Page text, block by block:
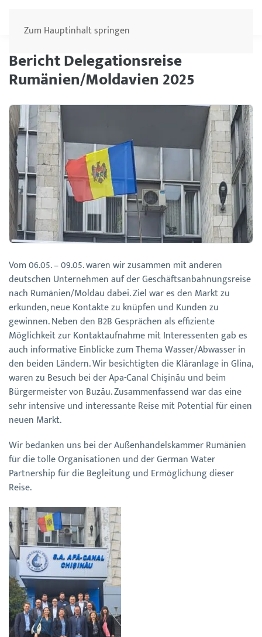
Zum Hauptinhalt springen
Bericht Delegationsreise
Rumänien/Moldavien 2025
Vom 06.05. – 09.05. waren wir zusammen mit anderen
deutschen Unternehmen auf der Geschäftsanbahnungsreise
nach Rumänien/Moldau dabei. Ziel war es den Markt zu
erkunden, neue Kontakte zu knüpfen und Kunden zu
gewinnen. Neben den B2B Gesprächen als effiziente
Möglichkeit zur Kontaktaufnahme mit Interessenten gab es
auch informative Einblicke zum Thema Wasser/Abwasser in
den beiden Ländern. Wir besichtigten die Kläranlage in Glina,
waren zu Besuch bei der Apa-Canal Chişinău und beim
Bürgermeister von Buzău. Zusammenfassend war das eine
sehr intensive und interessante Reise mit Potential für einen
neuen Markt.
Wir bedanken uns bei der Außenhandelskammer Rumänien
für die tolle Organisationen und der German Water
Partnership für die Begleitung und Ermöglichung dieser
Reise.